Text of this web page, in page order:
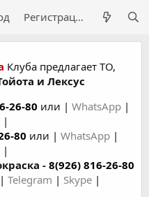
Регистрация
Клуба предлагает ТО,
и Лексус
26-80 или | WhatsApp |
|
80 или | WhatsApp |
|
- 8(926) 816-26-80
| Telegram | Skype |